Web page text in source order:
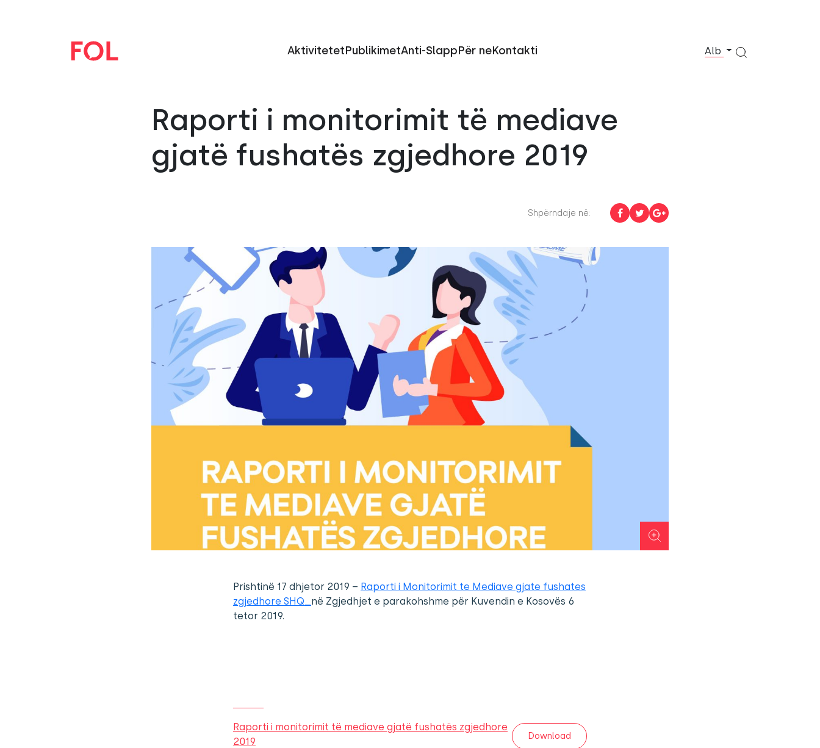
AktivitetetPublikimetAnti-SlappPër neKontakti Alb
Raporti i monitorimit të mediave
gjatë fushatës zgjedhore 2019
Shpërndaje në:
Prishtinë 17 dhjetor 2019 – Raporti i Monitorimit te Mediave gjate fushates
zgjedhore SHQ_ në Zgjedhjet e parakohshme për Kuvendin e Kosovës 6
tetor 2019.
Raporti i monitorimit të mediave gjatë fushatës zgjedhore
2019
Download